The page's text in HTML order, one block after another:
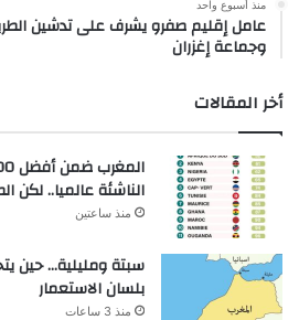
منذ أسبوع واحد
عامل إقليم صفرو يشرف على تدشين
وجماعة إغزران
أخر المقالات
الناشئة عالميا.. لكن
منذ ساعتين
سبتة ومليلية… حين
بلسان الاستعمار
منذ 3 ساعات